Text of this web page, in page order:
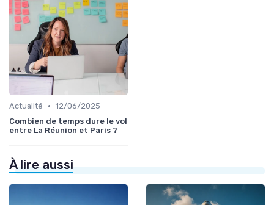
Actualité • 12/06/2025
Combien de temps dure le vol
entre La Réunion et Paris ?
À lire aussi